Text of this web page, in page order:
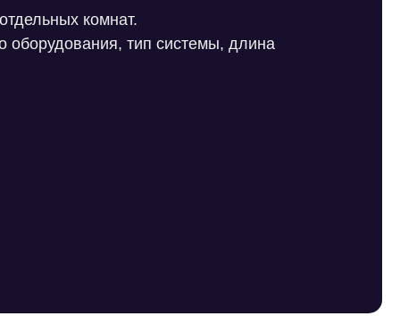
комнат.
оборудования, тип системы, длина